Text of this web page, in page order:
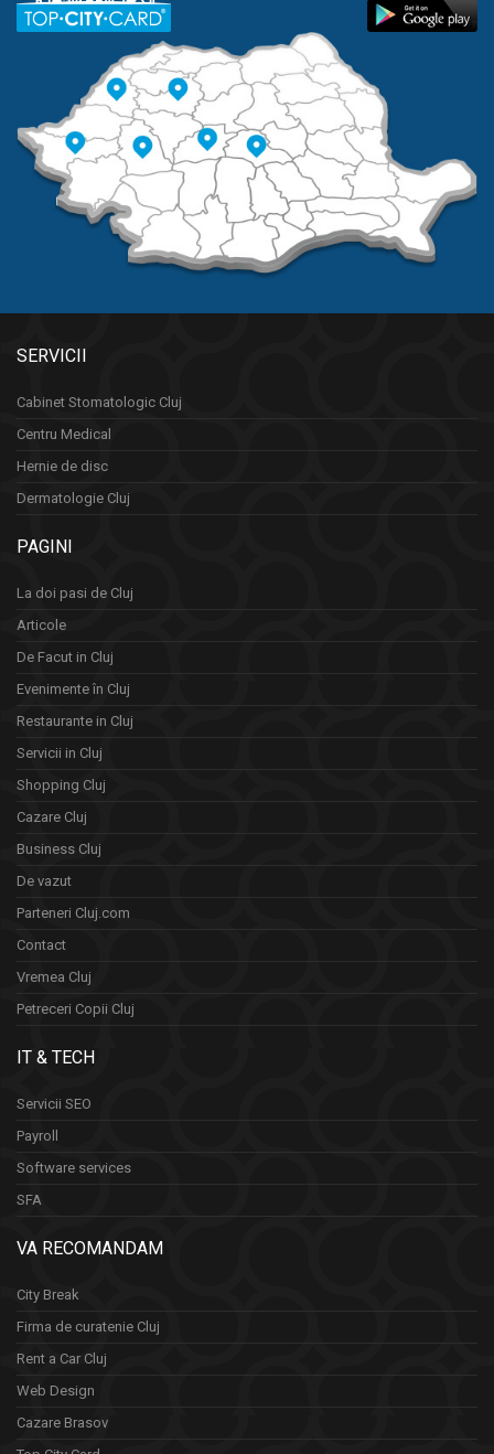
SERVICII
Cabinet Stomatologic Cluj
Centru Medical
Hernie de disc
Dermatologie Cluj
PAGINI
La doi pasi de Cluj
Articole
De Facut in Cluj
Evenimente în Cluj
Restaurante in Cluj
Servicii in Cluj
Shopping Cluj
Cazare Cluj
Business Cluj
De vazut
Parteneri Cluj.com
Contact
Vremea Cluj
Petreceri Copii Cluj
IT & TECH
Servicii SEO
Payroll
Software services
SFA
VA RECOMANDAM
City Break
Firma de curatenie Cluj
Rent a Car Cluj
Web Design
Cazare Brasov